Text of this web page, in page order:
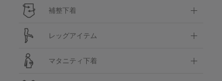
補整下着
レッグアイテム
マタニティ下着